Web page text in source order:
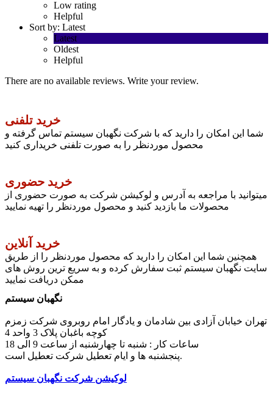
Low rating
Helpful
Sort by: Latest
Latest
Oldest
Helpful
There are no available reviews. Write your review.
خرید تلفنی
شما این امکان را دارید که با شرکت نگهبان سیستم تماس گرفته و
محصول موردنظر را به صورت تلفنی خریداری کنید
خرید حضوری
میتوانید با مراجعه به آدرس و لوکیشن شرکت به صورت حضوری از
محصولات ما بازدید کنید و محصول موردنظر را تهیه نمایید
خرید آنلاین
همچنین شما این امکان را دارید که محصول موردنظر را از طریق
سایت نگهبان سیستم ثبت سفارش کرده و به سریع ترین روش های
ممکن دریافت نمایید
نگهبان سیستم
تهران خیابان آزادی بین شادمان و یادگار امام روبروی شرکت زمزم
کوچه باغبان پلاک 3 واحد 4
پنجشنبه ها و ایام تعطیل شرکت تعطیل است.
لوکیشن شرکت نگهبان سیستم